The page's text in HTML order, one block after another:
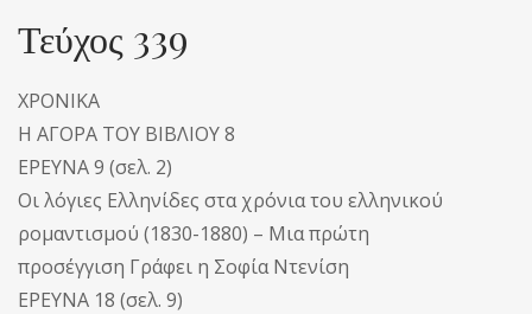
Τεύχος 339
ΧΡΟΝΙΚΑ
Η ΑΓΟΡΑ ΤΟΥ ΒΙΒΛΙΟΥ 8
ΕΡΕΥΝΑ 9 (σελ. 2)
Οι λόγιες Ελληνίδες στα χρόνια του ελληνικού
ρομαντισμού (1830-1880) – Μια πρώτη
προσέγγιση Γράφει η Σοφία Ντενίση
ΕΡΕΥΝΑ 18 (σελ. 9)